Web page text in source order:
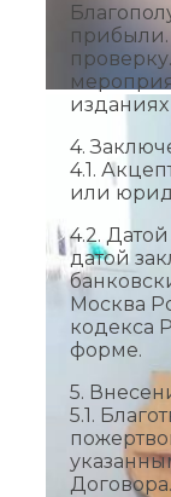
прибыли.
изданиях
4.
4.1.
или
4.2.
датой
Москва
кодекса
форме.
5.
5.1.
Договора.